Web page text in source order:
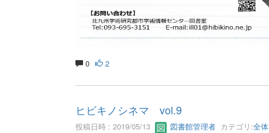
0 2
ヒビキノシネマ vol.9
投稿日時 : 2019/05/13 図書館管理者カテゴリ:全体